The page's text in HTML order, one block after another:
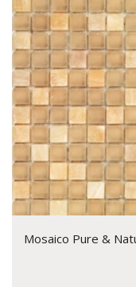
Mosaico Pure &